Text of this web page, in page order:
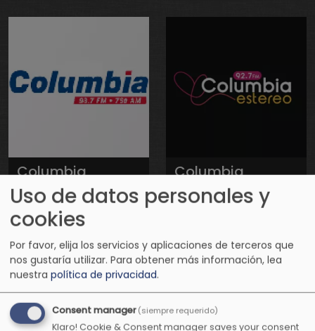
Columbia
Columbia
Estéreo
Romántica
Uso de datos personales y
cookies
Por favor, elija los servicios y aplicaciones de terceros que
nos gustaría utilizar. Para obtener más información, lea
nuestra política de privacidad.
Consent manager(siempre requerido)
Klaro! Cookie & Consent manager saves your consent